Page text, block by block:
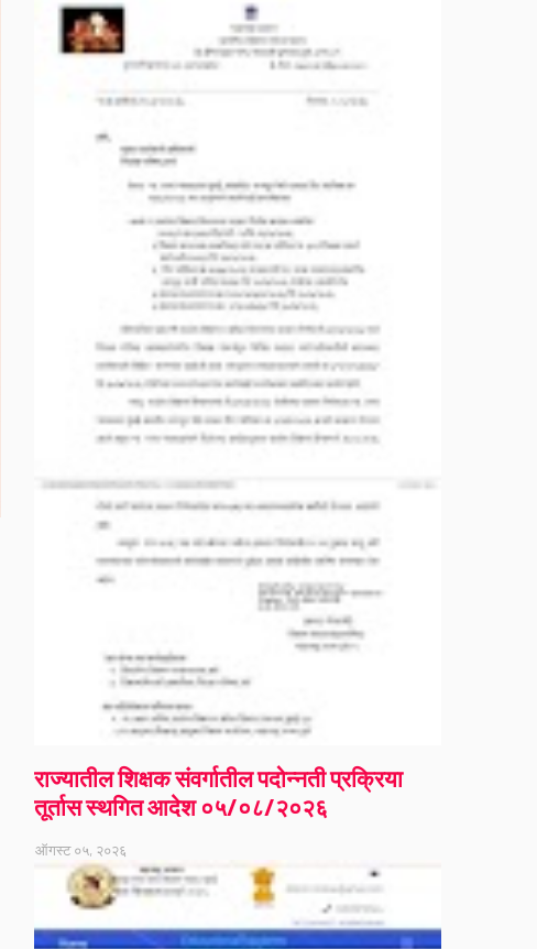
राज्यातील शिक्षक संवर्गातील पदोन्नती प्रक्रिया
तूर्तास स्थगित आदेश ०५/०८/२०२६
ऑगस्ट ०५, २०२६